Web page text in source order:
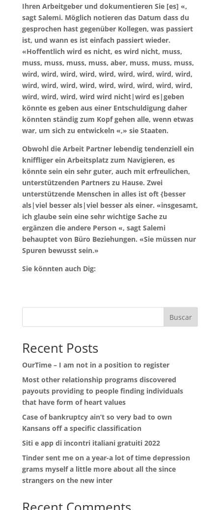
Ihren Arbeitgeber und dokumentieren Sie [es] «,
sagt Salemi. Möglich notieren das Datum dass du
gesprochen hast gegenüber Kollegen, was passiert
ist, und wann es ist einfach passiert wieder.
«Hoffentlich wird es nicht, es wird nicht, muss,
muss, muss, muss, muss, aber, muss, muss, muss,
wird, wird, wird, wird, wird, wird, wird, wird, wird,
wird, wird, wird, wird, wird, wird, wird, wird, wird,
wird, wird, wird, wird wird nicht|wird es|geben
könnte es geben aus einer Entschuldigung daher
könnten ständig zum Kopf gehen alle, wenn etwas
war, um sich zu entwickeln «,» sie Staaten.
Obwohl die Arbeit Partner lebendig tendenziell ein
kniffliger ein Arbeitsplatz zum Navigieren, es
könnte sein ein sehr guter, auch mit erfreulichen,
unterstützenden Partners zu Hause. Zwei
unterstützende Menschen in alles ist oft {besser
als|viel besser als|viel besser als einer. «insgesamt,
ich glaube sein eine sehr wichtige Sache zu
ergänzen die andere Person «, sagt Salemi
behauptet von Büro Beziehungen. «Sie müssen nur
Spuren bewusst sein.»
Sie könnten auch Dig:
Buscar
Recent Posts
OurTime – I am not in a position to register
Most other relationship programs discovered
payouts providing to people finding individuals
that have form of heart values
Case of bankruptcy ain’t so very bad to own
Kansans off a specific classification
Siti e app di incontri italiani gratuiti 2022
Tinder sent me on a year-a lot of time depression
grams myself a little more about all the since
strangers on the new inter